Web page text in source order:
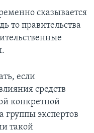
сказывается
то правительства
если
средств
конкретной
группы экспертов
такой